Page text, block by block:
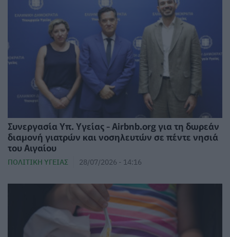
Συνεργασία Υπ. Υγείας - Airbnb.org για τη δωρεάν
διαμονή γιατρών και νοσηλευτών σε πέντε νησιά
του Αιγαίου
ΠΟΛΙΤΙΚΉ ΥΓΕΊΑΣ 28/07/2026 - 14:16